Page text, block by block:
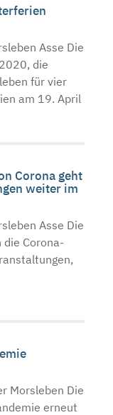
Asse Die
die
für vier
am 19. April
Corona geht
weiter im
Asse Die
Corona-
Morsleben Die
erneut